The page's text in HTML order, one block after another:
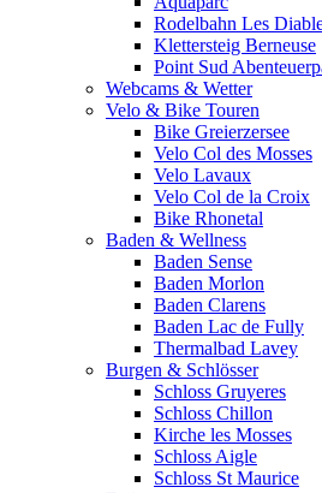
Rodelbahn Les
Klettersteig Berneuse
Point Sud
Webcams & Wetter
Velo & Bike Touren
Bike Greierzersee
Velo Col des Mosses
Velo Lavaux
Velo Col de la Croix
Bike Rhonetal
Baden & Wellness
Baden Sense
Baden Morlon
Baden Clarens
Baden Lac de Fully
Thermalbad Lavey
Burgen & Schlösser
Schloss Gruyeres
Schloss Chillon
Kirche les Mosses
Schloss Aigle
Schloss St Maurice